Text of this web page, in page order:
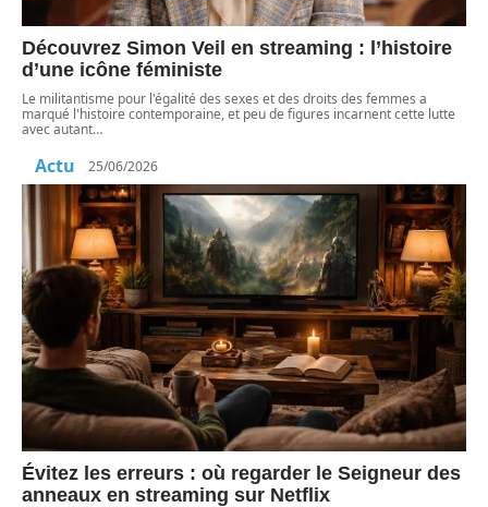
Découvrez Simon Veil en streaming : l’histoire
d’une icône féministe
Le militantisme pour l'égalité des sexes et des droits des femmes a
marqué l'histoire contemporaine, et peu de figures incarnent cette lutte
avec autant…
Actu 25/06/2026
Évitez les erreurs : où regarder le Seigneur des
anneaux en streaming sur Netflix